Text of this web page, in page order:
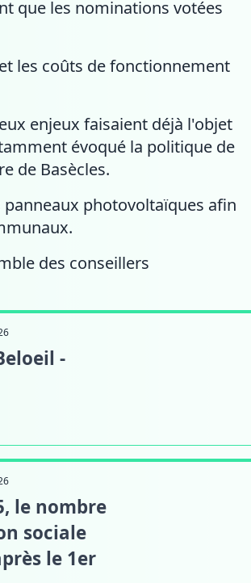
que les nominations votées
les coûts de fonctionnement
enjeux faisaient déjà l'objet
évoqué la politique de
de Basècles.
photovoltaïques afin
des conseillers
-
le nombre
sociale
le 1er